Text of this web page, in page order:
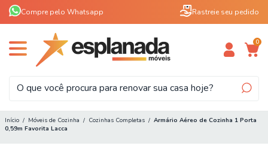
Compre pelo Whatsapp Rastreie seu pedido
0
Início / Móveis de Cozinha / Cozinhas Completas / Armário Aéreo de Cozinha 1 Porta
0,59m Favorita Lacca